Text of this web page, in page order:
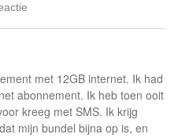
met 12GB internet. Ik had
abonnement. Ik heb toen ooit
kreeg met SMS. Ik krijg
mijn bundel bijna op is, en